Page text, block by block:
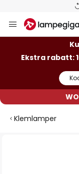
Hopp
til
Ekstra rabatt:
Klemlamper